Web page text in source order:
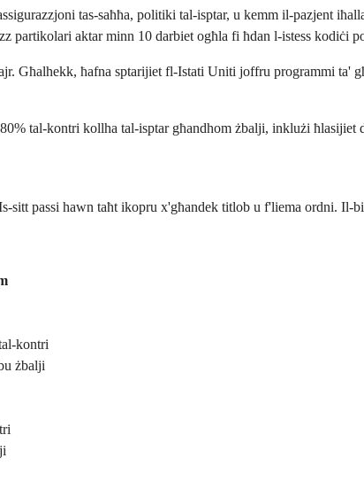
tas-saħħa, politiki tal-isptar, u kemm il-pazjent
partikolari aktar minn 10 darbiet ogħla fi ħdan l-istess kodiċi
ħafna sptarijiet fl-Istati Uniti joffru programmi ta'
tal-kontri kollha tal-isptar għandhom żbalji, inklużi ħlasijiet
sitt passi hawn taħt ikopru x'għandek titlob u f'liema ordni.
kontri
żbalji